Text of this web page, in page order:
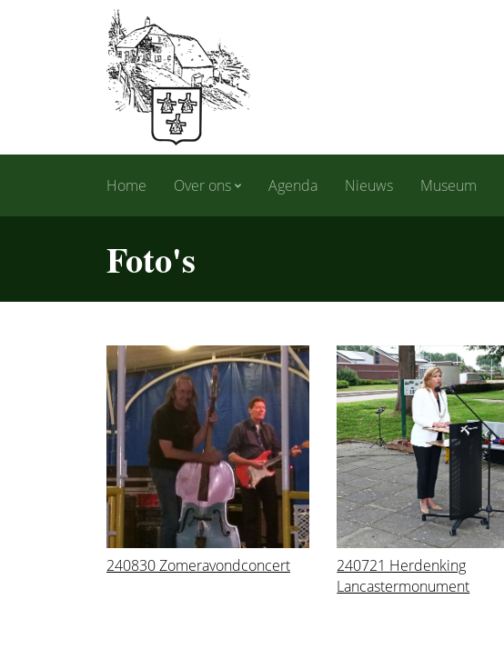
Home Over ons Agenda Nieuws Museum
Foto's
240830 Zomeravondconcert
240721 Herdenking
Lancastermonument